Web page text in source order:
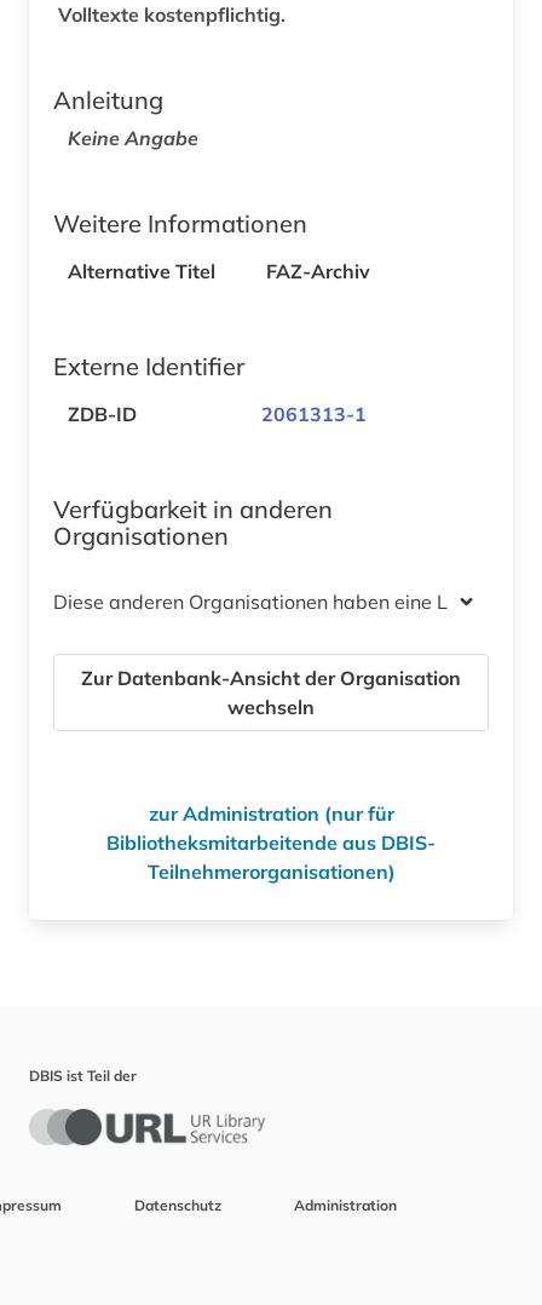
Volltexte kostenpflichtig.
Anleitung
Keine Angabe
Weitere Informationen
Alternative Titel FAZ-Archiv
Externe Identifier
ZDB-ID 2061313-1
Verfügbarkeit in anderen
Organisationen
Diese anderen Organisationen haben eine Lizenz
Zur Datenbank-Ansicht der Organisation
wechseln
zur Administration (nur für
Bibliotheksmitarbeitende aus DBIS-
Teilnehmerorganisationen)
DBIS ist Teil der
Datenschutz Administration